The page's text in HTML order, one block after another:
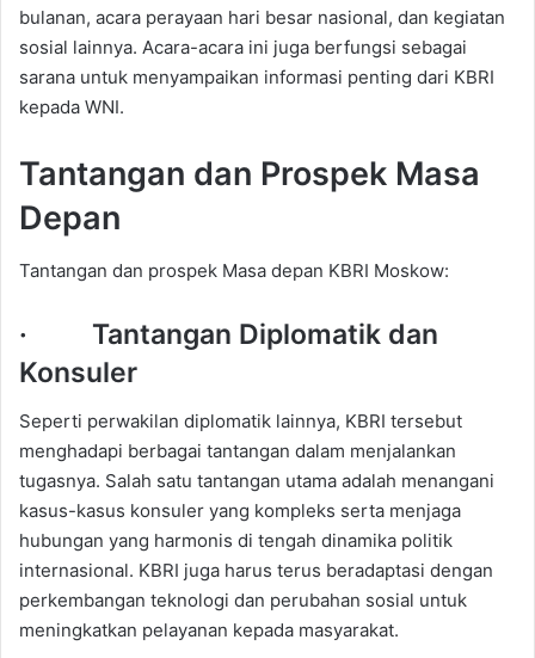
bulanan, acara perayaan hari besar nasional, dan kegiatan
sosial lainnya. Acara-acara ini juga berfungsi sebagai
sarana untuk menyampaikan informasi penting dari KBRI
kepada WNI.
Tantangan dan Prospek Masa
Depan
Tantangan dan prospek Masa depan KBRI Moskow:
· Tantangan Diplomatik dan
Konsuler
Seperti perwakilan diplomatik lainnya, KBRI tersebut
menghadapi berbagai tantangan dalam menjalankan
tugasnya. Salah satu tantangan utama adalah menangani
kasus-kasus konsuler yang kompleks serta menjaga
hubungan yang harmonis di tengah dinamika politik
internasional. KBRI juga harus terus beradaptasi dengan
perkembangan teknologi dan perubahan sosial untuk
meningkatkan pelayanan kepada masyarakat.